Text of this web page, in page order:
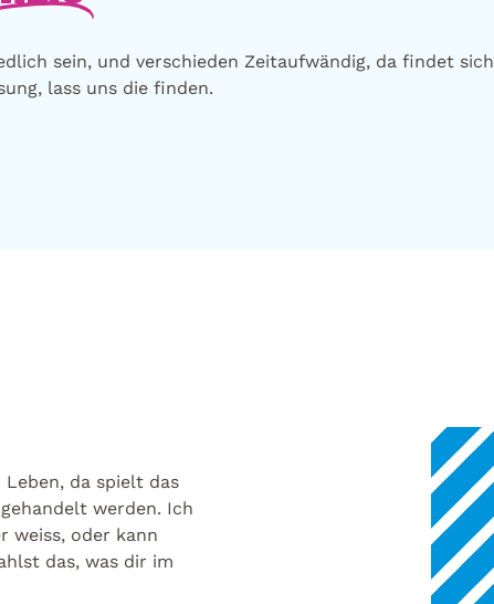
sein, und verschieden Zeitaufwändig, da findet sich
lass uns die finden.
Leben, da spielt das
werden. Ich
weiss, oder kann
das, was dir im